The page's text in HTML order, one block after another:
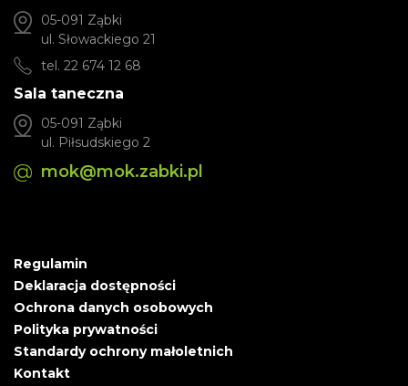
05-091 Ząbki
ul. Słowackiego 21
tel. 22 674 12 68
Sala taneczna
05-091 Ząbki
ul. Piłsudskiego 2
mok@mok.zabki.pl
Regulamin
Deklaracja dostępności
Ochrona danych osobowych
Polityka prywatności
Standardy ochrony małoletnich
Kontakt